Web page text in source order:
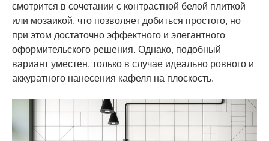
смотрится в сочетании с контрастной белой плиткой
или мозаикой, что позволяет добиться простого, но
при этом достаточно эффектного и элегантного
оформительского решения. Однако, подобный
вариант уместен, только в случае идеально ровного и
аккуратного нанесения кафеля на плоскость.